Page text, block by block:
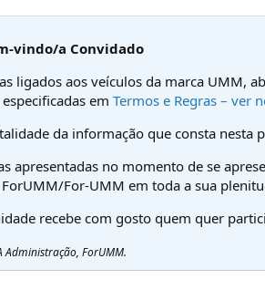
vindo/a Convidado
ligados aos veículos da marca UMM,
em Termos e Regras – ver
da informação que consta nesta
no momento de se
For-UMM em toda a sua
recebe com gosto quem quer
Administração, ForUMM.